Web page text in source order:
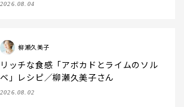
2026.08.04
柳瀬久美子
リッチな食感「アボカドとライムのソル
ベ」レシピ／柳瀬久美子さん
2026.08.02